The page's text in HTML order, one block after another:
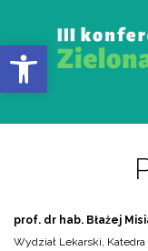
Otwórz pasek narzędzi
treści
prof. dr hab. Błażej
Wydział Lekarski, Katedra